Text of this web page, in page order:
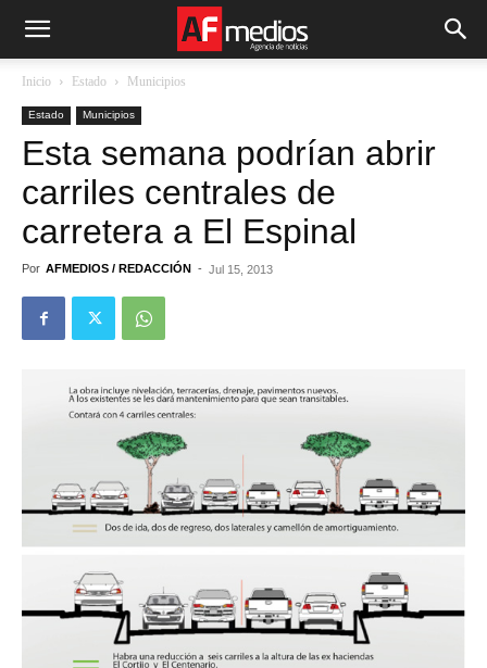
Inicio Estado Municipios
Estado Municipios
Esta semana podrían abrir
carriles centrales de
carretera a El Espinal
Por AFMEDIOS / REDACCIÓN - Jul 15, 2013